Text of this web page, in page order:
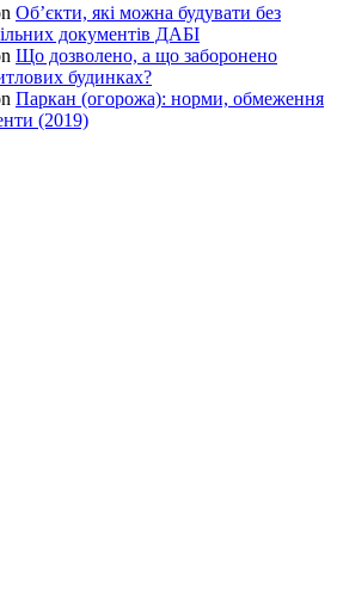
Об’єкти, які можна будувати без
документів ДАБІ
Що дозволено, а що заборонено
будинках?
Паркан (огорожа): норми, обмеження
(2019)